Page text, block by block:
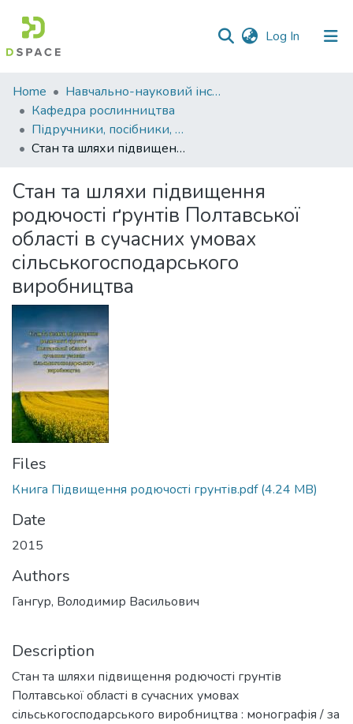
Log In (current)
Communities
&
Collections
Statistics
Home
Навчально-науковий інститут агротехнологій, селекції та екології
Кафедра рослинництва
Підручники, посібники, методичні рекомендації, монографії. Кафедра рослинництва
Стан та шляхи підвищення родючості ґрунтів Полтавської області в сучасних умовах сільськогосподарського виробництва
Стан та шляхи підвищення
родючості ґрунтів Полтавської
області в сучасних умовах
сільськогосподарського
виробництва
Files
Книга Підвищення родючості грунтів.pdf(4.24 MB)
Date
2015
Authors
Гангур, Володимир Васильович
Description
Стан та шляхи підвищення родючості грунтів
Полтавської області в сучасних умовах
сільськогосподарського виробництва : монографія / за